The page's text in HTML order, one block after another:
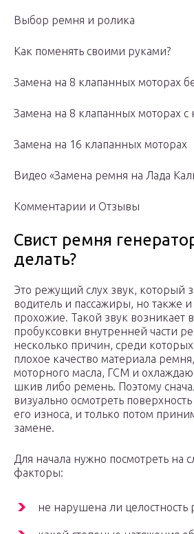
Выбор ремня и ролика
Как поменять своими руками?
Замена на 8 клапанных моторах
Замена на 8 клапанных моторах с
Замена на 16 клапанных моторах
Видео «Замена ремня на Лада
Комментарии и Отзывы
Свист ремня
делать?
Это режущий слух звук, который
водитель и пассажиры, но также
прохожие. Такой звук возникает
пробуксовки внутренней части
несколько причин, среди
плохое качество материала
моторного масла, ГСМ и
шкив либо ремень. Поэтому
визуально осмотреть
его износа, и только потом
замене.
Для начала нужно посмотреть на
факторы:
не нарушена ли целостность